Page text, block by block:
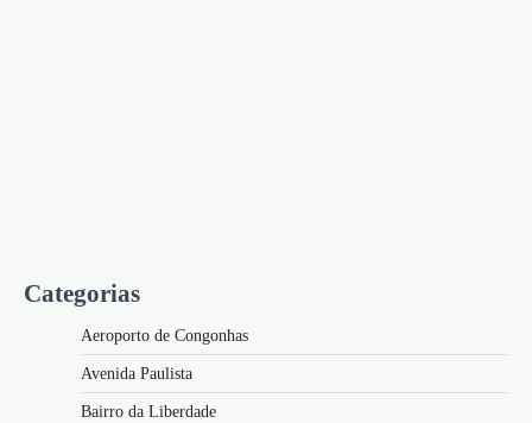
Categorias
Aeroporto de Congonhas
Avenida Paulista
Bairro da Liberdade